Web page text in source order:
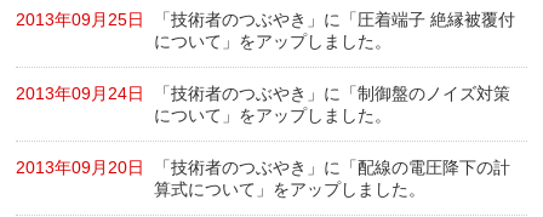
2013年09月25日
「技術者のつぶやき」に「圧着端子 絶縁被覆付
について」をアップしました。
2013年09月24日
「技術者のつぶやき」に「制御盤のノイズ対策
について」をアップしました。
2013年09月20日
「技術者のつぶやき」に「配線の電圧降下の計
算式について」をアップしました。